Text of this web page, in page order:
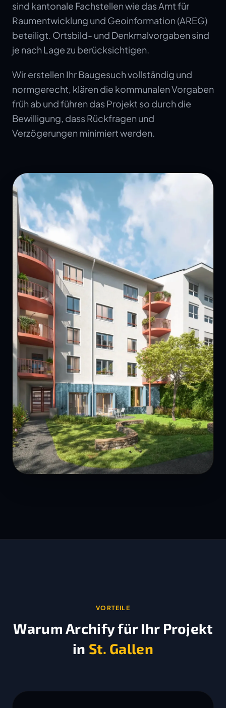
sind kantonale Fachstellen wie das Amt für
Raumentwicklung und Geoinformation (AREG)
beteiligt. Ortsbild- und Denkmalvorgaben sind
je nach Lage zu berücksichtigen.
Wir erstellen Ihr Baugesuch vollständig und
normgerecht, klären die kommunalen Vorgaben
früh ab und führen das Projekt so durch die
Bewilligung, dass Rückfragen und
Verzögerungen minimiert werden.
VORTEILE
Warum Archify für Ihr Projekt
in St. Gallen